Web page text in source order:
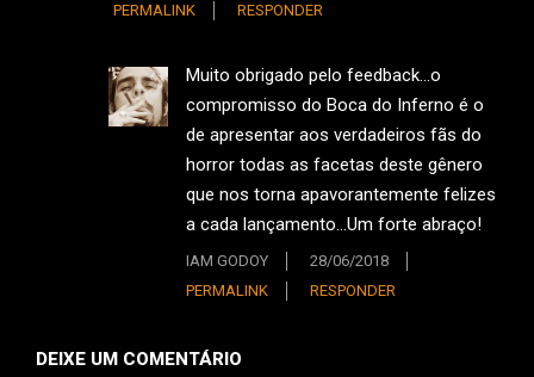
PERMALINK
RESPONDER
Muito obrigado pelo feedback…o
compromisso do Boca do Inferno é o
de apresentar aos verdadeiros fãs do
horror todas as facetas deste gênero
que nos torna apavorantemente felizes
a cada lançamento…Um forte abraço!
IAM GODOY
28/06/2018
PERMALINK
RESPONDER
DEIXE UM COMENTÁRIO